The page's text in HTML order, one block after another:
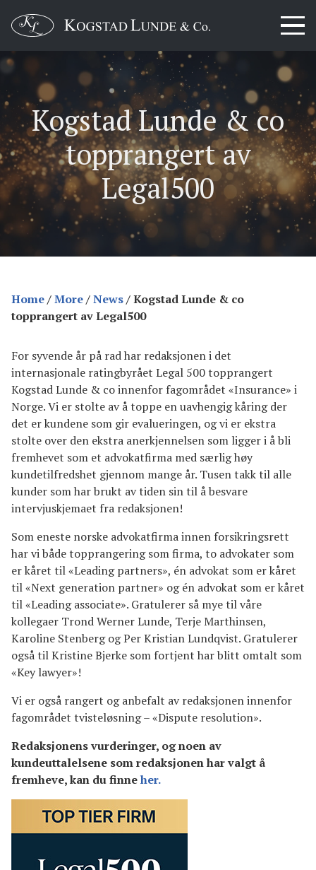
Kogstad Lunde & co
topprangert av
Legal500
Home/More/News/Kogstad Lunde & co
topprangert av Legal500
For syvende år på rad har redaksjonen i det
internasjonale ratingbyrået Legal 500 topprangert
Kogstad Lunde & co innenfor fagområdet «Insurance» i
Norge. Vi er stolte av å toppe en uavhengig kåring der
det er kundene som gir evalueringen, og vi er ekstra
stolte over den ekstra anerkjennelsen som ligger i å bli
fremhevet som et advokatfirma med særlig høy
kundetilfredshet gjennom mange år. Tusen takk til alle
kunder som har brukt av tiden sin til å besvare
intervjuskjemaet fra redaksjonen!
Som eneste norske advokatfirma innen forsikringsrett
har vi både topprangering som firma, to advokater som
er kåret til «Leading partners», én advokat som er kåret
til «Next generation partner» og én advokat som er kåret
til «Leading associate». Gratulerer så mye til våre
kollegaer Trond Werner Lunde, Terje Marthinsen,
Karoline Stenberg og Per Kristian Lundqvist. Gratulerer
også til Kristine Bjerke som fortjent har blitt omtalt som
«Key lawyer»!
Vi er også rangert og anbefalt av redaksjonen innenfor
fagområdet tvisteløsning – «Dispute resolution».
Redaksjonens vurderinger, og noen av
kundeuttalelsene som redaksjonen har valgt å
fremheve, kan du finneher.